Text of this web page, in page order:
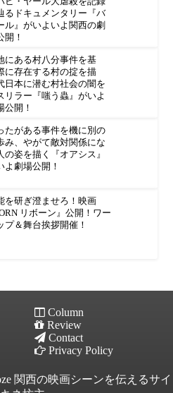
るドキュメンタリー『バ
ル』がいよいよ関西の劇
開！
にある村八分事件を基
に存在する村の掟を描
日本に潜む村社会の闇を
リラー『嗤う蟲』がいよ
公開！
たがある事件を機に別の
み、やがて敵対関係にな
の姿を描く『オアシス』
よ劇場公開！
を研ぎ澄ませろ！映画
リボーン』公開！ワー
プ＆舞台挨拶開催！
Column
Review
Contact
Privacy Policy
関西の映画シーンを伝えるサイ